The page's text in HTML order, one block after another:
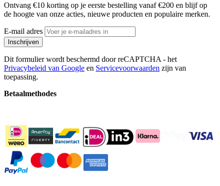
Ontvang €10 korting op je eerste bestelling vanaf €200 en blijf op
de hoogte van onze acties, nieuwe producten en populaire merken.
E-mail adres
Inschrijven
Dit formulier wordt beschermd door reCAPTCHA - het
Privacybeleid van Google en Servicevoorwaarden zijn van
toepassing.
Betaalmethodes